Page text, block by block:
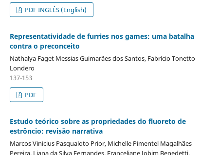
PDF INGLÊS (English)
Representatividade de furries nos games: uma batalha
contra o preconceito
Nathalya Faget Messias Guimarães dos Santos, Fabrício Tonetto
Londero
137-153
PDF
Estudo teórico sobre as propriedades do fluoreto de
estrôncio: revisão narrativa
Marcos Vinicius Pasqualoto Prior, Michelle Pimentel Magalhães
Pereira, Liana da Silva Fernandes, Franceliane Jobim Benedetti,